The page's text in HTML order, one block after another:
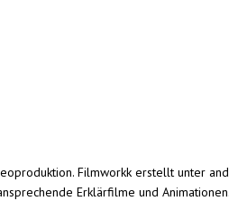
Filmworkk erstellt unter
Erklärfilme und Animationen.